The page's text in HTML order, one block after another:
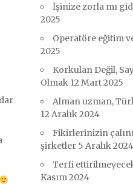
İşinize zorla mı
2025
Operatöre eğitim
2025
Korkulan Değil,
Olmak 12 Mart 2025
Alman uzman,
12 Aralık 2024
Fikirlerinizin
şirketler 5 Aralık 2024
Terfi
Kasım 2024